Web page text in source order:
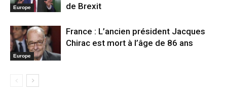
Europe
de Brexit
Europe
France : L’ancien président Jacques
Chirac est mort à l’âge de 86 ans